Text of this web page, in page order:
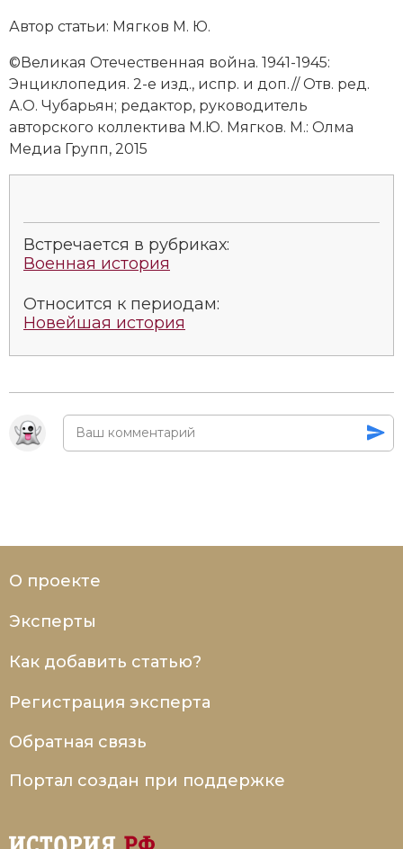
Автор статьи: Мягков М. Ю.
©Великая Отечественная война. 1941-1945:
Энциклопедия. 2-е изд., испр. и доп.// Отв. ред.
А.О. Чубарьян; редактор, руководитель
авторского коллектива М.Ю. Мягков. М.: Олма
Медиа Групп, 2015
Встречается в рубриках:
Военная история
Относится к периодам:
Новейшая история
О проекте
Эксперты
Как добавить статью?
Регистрация эксперта
Обратная связь
Портал создан при поддержке